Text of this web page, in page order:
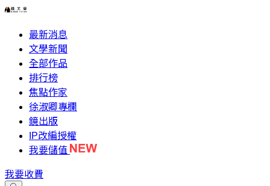
最新消息
文學新聞
全部作品
排行榜
焦點作家
徐淑卿專欄
鏡出版
IP改編授權
我要儲值
我要收費